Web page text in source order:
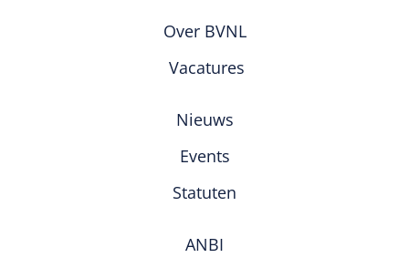
Over BVNL
Vacatures
Nieuws
Events
Statuten
ANBI